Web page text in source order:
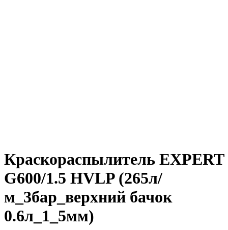
Краскораспылитель EXPERT
G600/1.5 HVLP (265л/
м_3бар_верхний бачок
0.6л_1_5мм)